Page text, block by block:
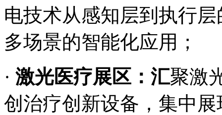
电技术从感知层到执行
多场景的智能化应用；
· 激光医疗展区：汇聚激
创治疗创新设备，集中